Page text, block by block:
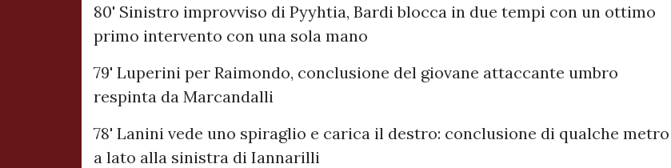
80' Sinistro improvviso di Pyyhtia, Bardi blocca in due tempi con un ottimo
primo intervento con una sola mano
79' Luperini per Raimondo, conclusione del giovane attaccante umbro
respinta da Marcandalli
78' Lanini vede uno spiraglio e carica il destro: conclusione di qualche metro
a lato alla sinistra di Iannarilli